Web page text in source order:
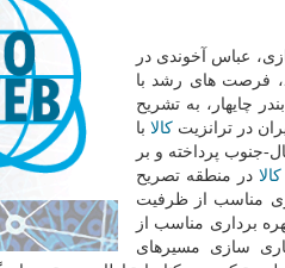
عباس آخوندی در
فرصت های رشد با
چایهار، به تشریح
در ترانزیتكالا با
جنوب پرداخته و بر
كالا در منطقه تصریح
مناسب از ظرفیت
برداری مناسب از
سازی مسیرهای